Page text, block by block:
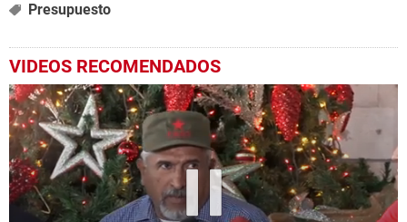
Presupuesto
VIDEOS RECOMENDADOS